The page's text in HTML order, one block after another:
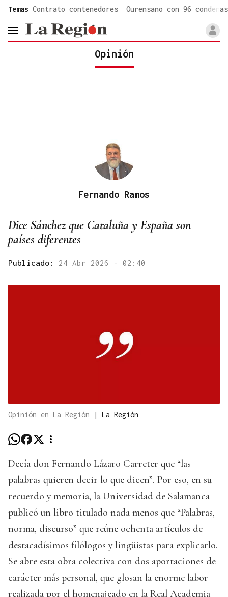
Temas Contrato contenedores Ourensano con 96 condenas
header.menu.open
Opinión
Fernando Ramos
Dice Sánchez que Cataluña y España son
países diferentes
Publicado: 24 Abr 2026 - 02:40
Opinión en La Región | La Región
Decía don Fernando Lázaro Carreter que “las
palabras quieren decir lo que dicen”. Por eso, en su
recuerdo y memoria, la Universidad de Salamanca
publicó un libro titulado nada menos que “Palabras,
norma, discurso” que reúne ochenta artículos de
destacadísimos filólogos y lingüistas para explicarlo.
Se abre esta obra colectiva con dos aportaciones de
carácter más personal, que glosan la enorme labor
realizada por el homenajeado en la Real Academia